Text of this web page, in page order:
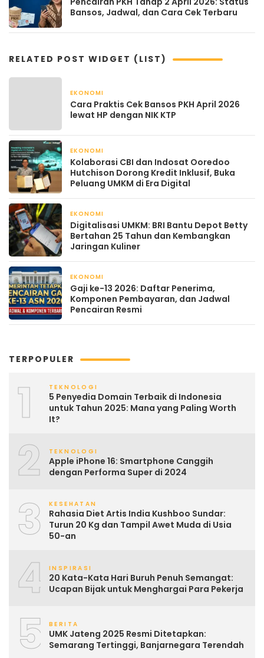
Bansos, Jadwal, dan Cara Cek Terbaru
RELATED POST WIDGET (LIST)
EKONOMI
Cara Praktis Cek Bansos PKH April 2026
lewat HP dengan NIK KTP
EKONOMI
Kolaborasi CBI dan Indosat Ooredoo
Hutchison Dorong Kredit Inklusif, Buka
Peluang UMKM di Era Digital
EKONOMI
Digitalisasi UMKM: BRI Bantu Depot Betty
Bertahan 25 Tahun dan Kembangkan
Jaringan Kuliner
EKONOMI
Gaji ke-13 2026: Daftar Penerima,
Komponen Pembayaran, dan Jadwal
Pencairan Resmi
TERPOPULER
1 TEKNOLOGI
5 Penyedia Domain Terbaik di Indonesia
untuk Tahun 2025: Mana yang Paling Worth
It?
2 TEKNOLOGI
Apple iPhone 16: Smartphone Canggih
dengan Performa Super di 2024
3 KESEHATAN
Rahasia Diet Artis India Kushboo Sundar:
Turun 20 Kg dan Tampil Awet Muda di Usia
50-an
4 INSPIRASI
20 Kata-Kata Hari Buruh Penuh Semangat:
Ucapan Bijak untuk Menghargai Para Pekerja
5 BERITA
UMK Jateng 2025 Resmi Ditetapkan:
Semarang Tertinggi, Banjarnegara Terendah